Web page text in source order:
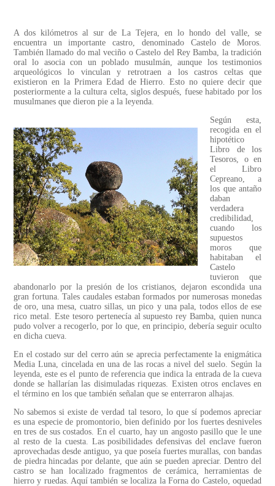
A dos kilómetros al sur de La Tejera, en lo hondo del valle, se
encuentra un importante castro, denominado Castelo de Moros.
También llamado do mal veciño o Castelo del Rey Bamba, la tradición
oral lo asocia con un poblado musulmán, aunque los testimonios
arqueológicos lo vinculan y retrotraen a los castros celtas que
existieron en la Primera Edad de Hierro. Esto no quiere decir que
posteriormente a la cultura celta, siglos después, fuese habitado por los
musulmanes que dieron pie a la leyenda.
Según esta,
recogida en el
hipotético
Libro de los
Tesoros, o en
el Libro
Cepreano, a
los que antaño
daban
verdadera
credibilidad,
cuando los
supuestos
moros que
habitaban el
Castelo
tuvieron que
abandonarlo por la presión de los cristianos, dejaron escondida una
gran fortuna. Tales caudales estaban formados por numerosas monedas
de oro, una mesa, cuatro sillas, un pico y una pala, todos ellos de ese
rico metal. Este tesoro pertenecía al supuesto rey Bamba, quien nunca
pudo volver a recogerlo, por lo que, en principio, debería seguir oculto
en dicha cueva.
En el costado sur del cerro aún se aprecia perfectamente la enigmática
Media Luna, cincelada en una de las rocas a nivel del suelo. Según la
leyenda, este es el punto de referencia que indica la entrada de la cueva
donde se hallarían las disimuladas riquezas. Existen otros enclaves en
el término en los que también señalan que se enterraron alhajas.
No sabemos si existe de verdad tal tesoro, lo que sí podemos apreciar
es una especie de promontorio, bien definido por los fuertes desniveles
en tres de sus costados. En el cuarto, hay un angosto pasillo que le une
al resto de la cuesta. Las posibilidades defensivas del enclave fueron
aprovechadas desde antiguo, ya que poseía fuertes murallas, con bandas
de piedra hincadas por delante, que aún se pueden apreciar. Dentro del
castro se han localizado fragmentos de cerámica, herramientas de
hierro y ruedas. Aquí también se localiza la Forna do Castelo, oquedad